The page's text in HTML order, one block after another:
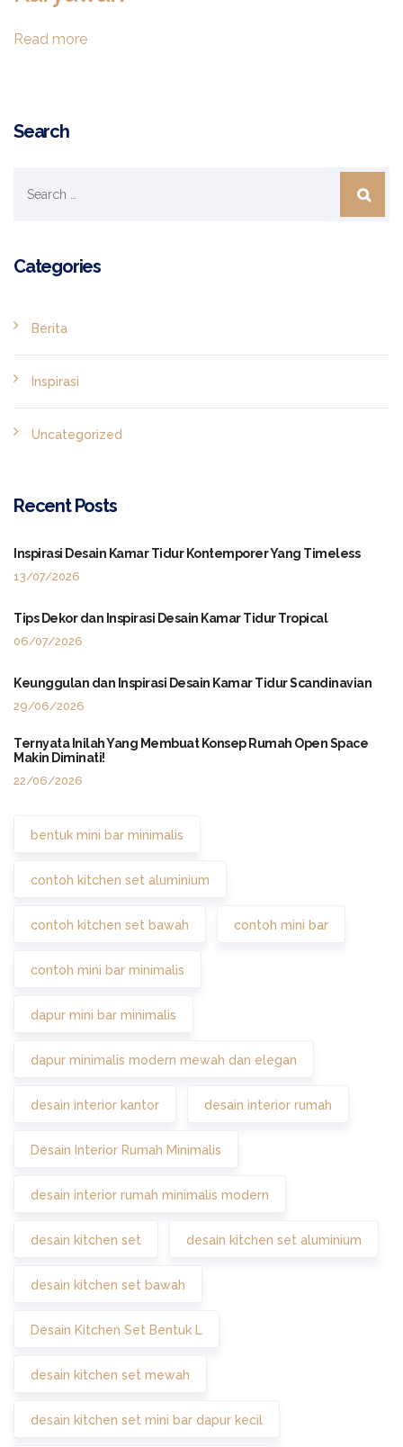
Read moreDesain
Search
Categories
Berita
Inspirasi
Uncategorized
Recent Posts
Inspirasi Desain Kamar Tidur Kontemporer Yang Timeless
13/07/2026
Tips Dekor dan Inspirasi Desain Kamar Tidur Tropical
06/07/2026
Keunggulan dan Inspirasi Desain Kamar Tidur Scandinavian
29/06/2026
Ternyata Inilah Yang Membuat Konsep Rumah Open Space
Makin Diminati!
22/06/2026
bentuk mini bar minimalis
contoh kitchen set aluminium
contoh kitchen set bawah contoh mini bar
contoh mini bar minimalis
dapur mini bar minimalis
dapur minimalis modern mewah dan elegan
desain interior kantor desain interior rumah
Desain Interior Rumah Minimalis
desain interior rumah minimalis modern
desain kitchen set desain kitchen set aluminium
desain kitchen set bawah
Desain Kitchen Set Bentuk L
desain kitchen set mewah
desain kitchen set mini bar dapur kecil